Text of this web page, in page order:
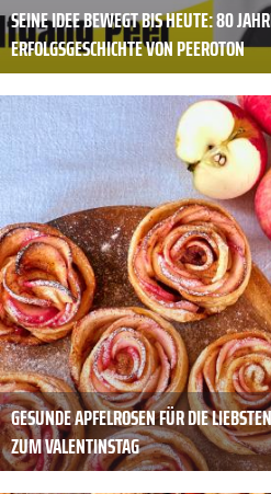
SEINE IDEE BEWEGT BIS HEUTE: 80
ERFOLGSGESCHICHTE VON PEEROTON
GESUNDE APFELROSEN FÜR DIE
ZUM VALENTINSTAG